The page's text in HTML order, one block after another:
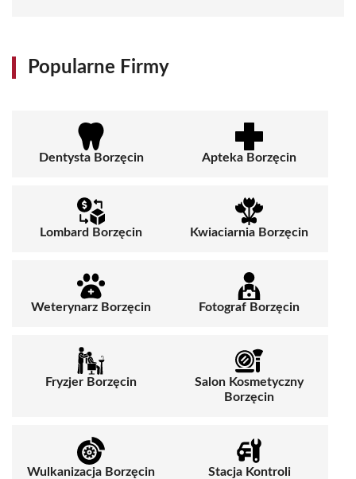
Popularne Firmy
Dentysta Borzęcin Apteka Borzęcin
Lombard Borzęcin Kwiaciarnia Borzęcin
Weterynarz Borzęcin Fotograf Borzęcin
Fryzjer Borzęcin
Salon Kosmetyczny
Borzęcin
Wulkanizacja Borzęcin
Stacja Kontroli